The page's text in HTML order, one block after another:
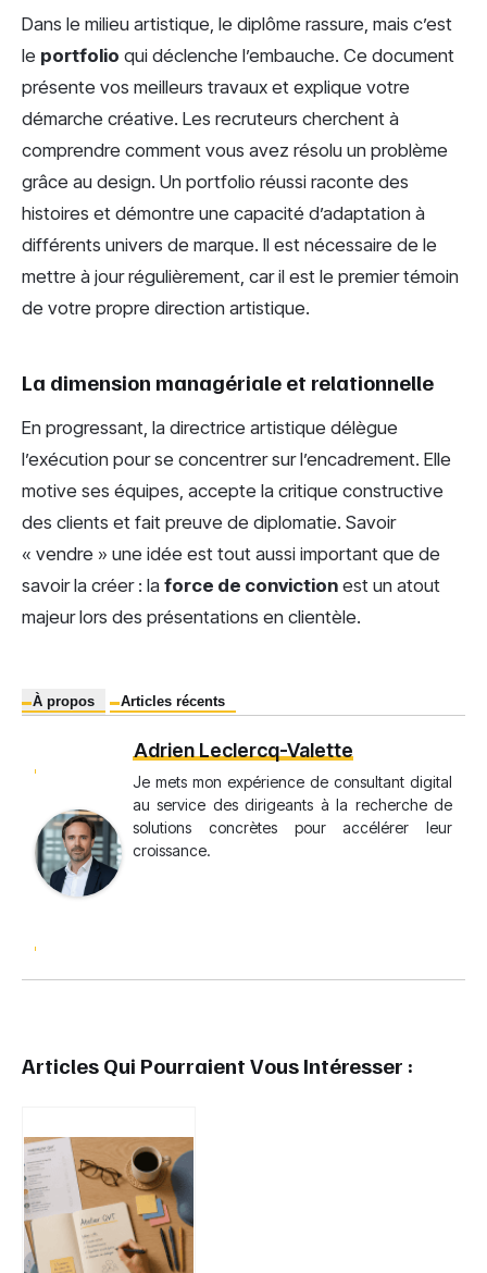
Dans le milieu artistique, le diplôme rassure, mais c’est
le portfolio qui déclenche l’embauche. Ce document
présente vos meilleurs travaux et explique votre
démarche créative. Les recruteurs cherchent à
comprendre comment vous avez résolu un problème
grâce au design. Un portfolio réussi raconte des
histoires et démontre une capacité d’adaptation à
différents univers de marque. Il est nécessaire de le
mettre à jour régulièrement, car il est le premier témoin
de votre propre direction artistique.
La dimension managériale et relationnelle
En progressant, la directrice artistique délègue
l’exécution pour se concentrer sur l’encadrement. Elle
motive ses équipes, accepte la critique constructive
des clients et fait preuve de diplomatie. Savoir
« vendre » une idée est tout aussi important que de
savoir la créer : la force de conviction est un atout
majeur lors des présentations en clientèle.
À propos Articles récents
Adrien Leclercq-Valette
Je mets mon expérience de consultant digital
au service des dirigeants à la recherche de
solutions concrètes pour accélérer leur
croissance.
Articles Qui Pourraient Vous Intéresser :